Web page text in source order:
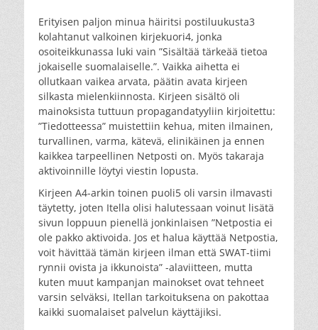
Erityisen paljon minua häiritsi postiluukusta3
kolahtanut valkoinen kirjekuori4, jonka
osoiteikkunassa luki vain ”Sisältää tärkeää tietoa
jokaiselle suomalaiselle.”. Vaikka aihetta ei
ollutkaan vaikea arvata, päätin avata kirjeen
silkasta mielenkiinnosta. Kirjeen sisältö oli
mainoksista tuttuun propagandatyyliin kirjoitettu:
”Tiedotteessa” muistettiin kehua, miten ilmainen,
turvallinen, varma, kätevä, elinikäinen ja ennen
kaikkea tarpeellinen Netposti on. Myös takaraja
aktivoinnille löytyi viestin lopusta.
Kirjeen A4-arkin toinen puoli5 oli varsin ilmavasti
täytetty, joten Itella olisi halutessaan voinut lisätä
sivun loppuun pienellä jonkinlaisen ”Netpostia ei
ole pakko aktivoida. Jos et halua käyttää Netpostia,
voit hävittää tämän kirjeen ilman että SWAT-tiimi
rynnii ovista ja ikkunoista” -alaviitteen, mutta
kuten muut kampanjan mainokset ovat tehneet
varsin selväksi, Itellan tarkoituksena on pakottaa
kaikki suomalaiset palvelun käyttäjiksi.